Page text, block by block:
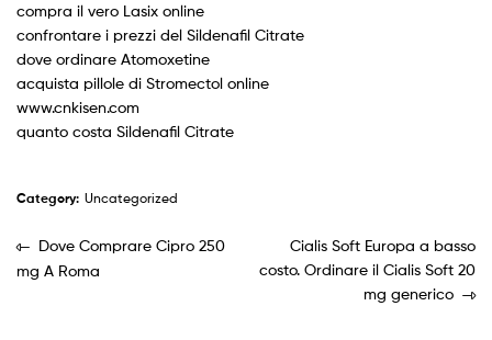
compra il vero Lasix online
confrontare i prezzi del Sildenafil Citrate
dove ordinare Atomoxetine
acquista pillole di Stromectol online
www.cnkisen.com
quanto costa Sildenafil Citrate
Category: Uncategorized
Dove Comprare Cipro 250
mg A Roma
Cialis Soft Europa a basso
costo. Ordinare il Cialis Soft 20
mg generico